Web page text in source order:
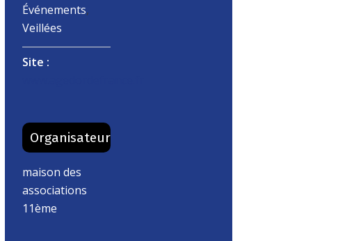
Événements,
Veillées
Site :
Organisateur
maison des
associations
11ème